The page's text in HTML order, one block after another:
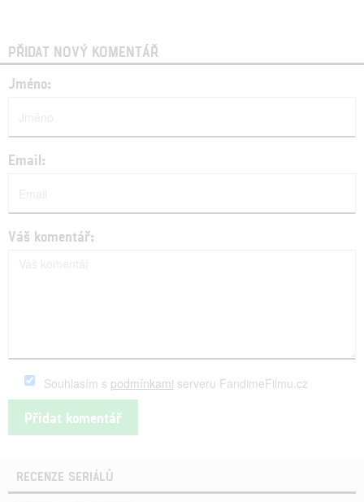
PŘIDAT NOVÝ KOMENTÁŘ
Jméno:
Email:
Váš komentář:
Souhlasím s podmínkami serveru FandimeFilmu.cz
RECENZE SERIÁLŮ